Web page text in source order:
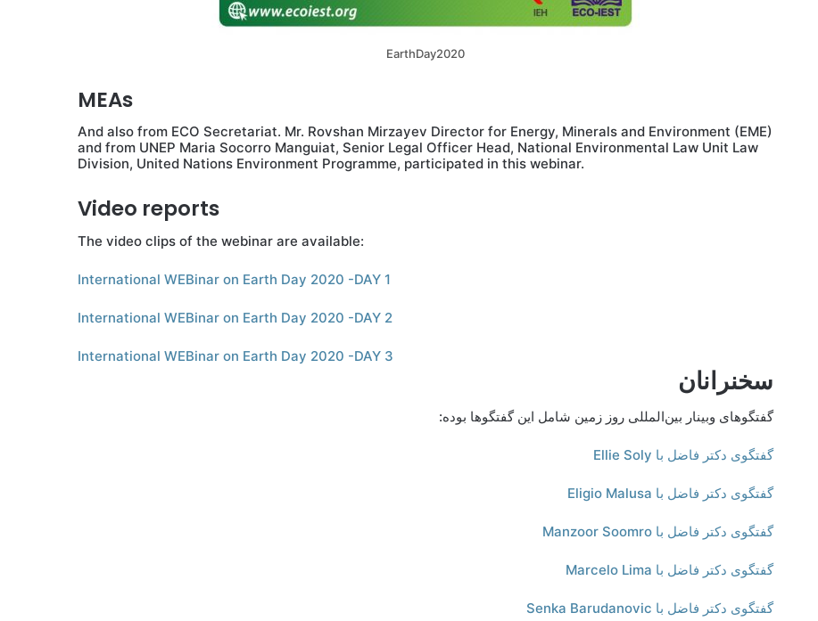
EarthDay2020
MEAs
And also from ECO Secretariat. Mr. Rovshan Mirzayev Director for Energy, Minerals and Environment (EME)
and from UNEP Maria Socorro Manguiat, Senior Legal Officer Head, National Environmental Law Unit Law
Division, United Nations Environment Programme, participated in this webinar.
Video reports
The video clips of the webinar are available:
International WEBinar on Earth Day 2020 -DAY 1
International WEBinar on Earth Day 2020 -DAY 2
International WEBinar on Earth Day 2020 -DAY 3
سخنرانان
گفتگوهای وبینار بین‌المللی روز زمین شامل این گفتگوها بوده:
گفتگوی دکتر فاضل با Ellie Soly
گفتگوی دکتر فاضل با Eligio Malusa
گفتگوی دکتر فاضل با Manzoor Soomro
گفتگوی دکتر فاضل با Marcelo Lima
گفتگوی دکتر فاضل با Senka Barudanovic